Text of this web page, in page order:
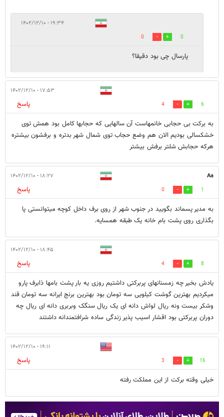
۱۹:۳۴ - ۱۴۰۲/۱۲/۱۰
0
0
پارسال چی بود دقیقا؟
۱۷:۵۳ - ۱۴۰۲/۱۲/۱۰
6
4
پاسخ
به برکت بی حجابی خانمهاست آن سالهایی که حجابها کامل بود همش توی
خشکسالی بودیم الان هم وضع حجاب توی شمال شهر بدتره و برفشون بیشتره
هرکه حجابش شلتر برفش بیشتر
Aa ۱۸:۲۷ - ۱۴۰۲/۱۲/۱۰
1
0
پاسخ
به مدیر پسماند بگویید در جنوب شهر از روی برف داخل کوچه میتوانستی پا
بگذاری روی پشت بام خانه یک طبقه همسایه.
۱۸:۴۵ - ۱۴۰۲/۱۲/۱۰
8
4
پاسخ
یادش بخیر چه زمسنانهای پربرکتی داشتیم روزی یه بار پشت بامها ذابرف پارو
میکردیم بهترین گوشت کیلویی سه تومان بود بهترین برنج ایرانه سه تومان قند
وشکر بیست ونه ریال لواش دانه ای یک ریال سنگک وبربری دانه ای ریال چه
دوران پربرکتی بود اقشار اسیب پذیر زندگی ساده شرافتمندانه داشتند
۱۹:۱۱ - ۱۴۰۲/۱۲/۱۰
16
3
پاسخ
خیلی وقته برکت از این مملکت رفته